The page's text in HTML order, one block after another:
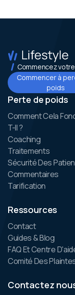
Commencez
Commencer à
poids
Perte de poids
Comment Cela
T-Il ?
Coaching
Traitements
Sécurité Des
Commentaires
Tarification
Ressources
Contact
Guides & Blog
FAQ Et Centre
Comité Des
Contactez